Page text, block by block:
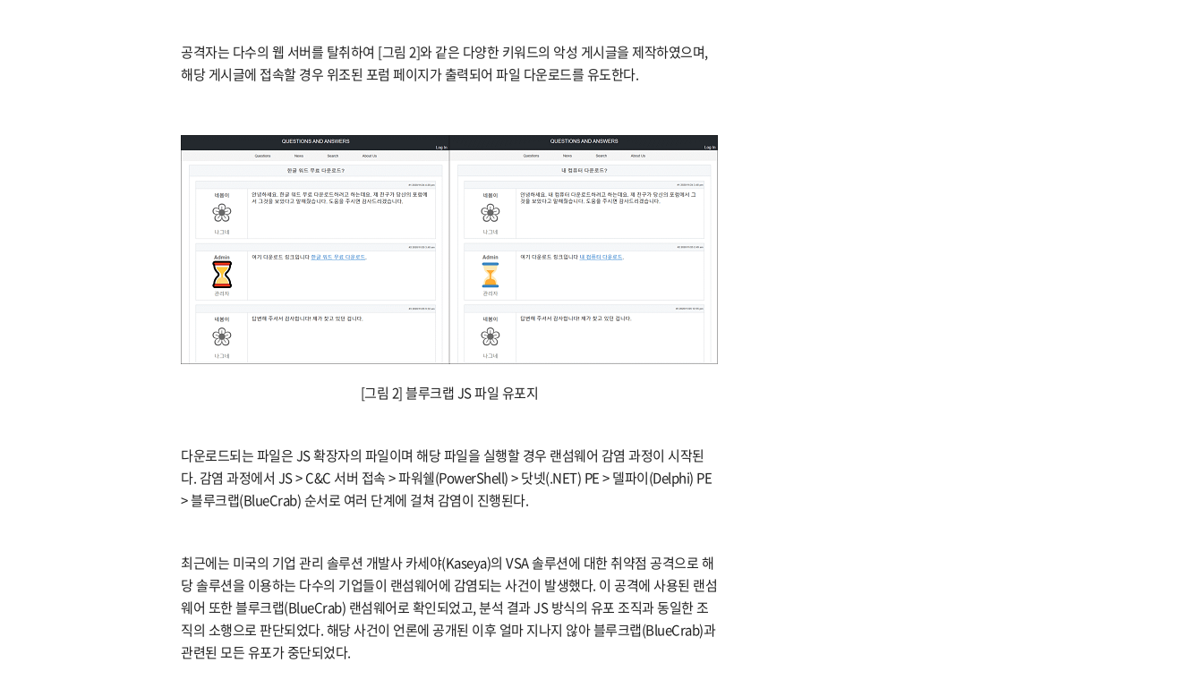
공격자는 다수의 웹 서버를 탈취하여 [그림 2]와 같은 다양한 키워드의 악성 게시글을 제작하였으며,
해당 게시글에 접속할 경우 위조된 포럼 페이지가 출력되어 파일 다운로드를 유도한다.
[그림 2] 블루크랩 JS 파일 유포지
다운로드되는 파일은 JS 확장자의 파일이며 해당 파일을 실행할 경우 랜섬웨어 감염 과정이 시작된
다. 감염 과정에서 JS > C&C 서버 접속 > 파워쉘(PowerShell) > 닷넷(.NET) PE > 델파이(Delphi) PE
> 블루크랩(BlueCrab) 순서로 여러 단계에 걸쳐 감염이 진행된다.
최근에는 미국의 기업 관리 솔루션 개발사 카세야(Kaseya)의 VSA 솔루션에 대한 취약점 공격으로 해
당 솔루션을 이용하는 다수의 기업들이 랜섬웨어에 감염되는 사건이 발생했다. 이 공격에 사용된 랜섬
웨어 또한 블루크랩(BlueCrab) 랜섬웨어로 확인되었고, 분석 결과 JS 방식의 유포 조직과 동일한 조
직의 소행으로 판단되었다. 해당 사건이 언론에 공개된 이후 얼마 지나지 않아 블루크랩(BlueCrab)과
관련된 모든 유포가 중단되었다.